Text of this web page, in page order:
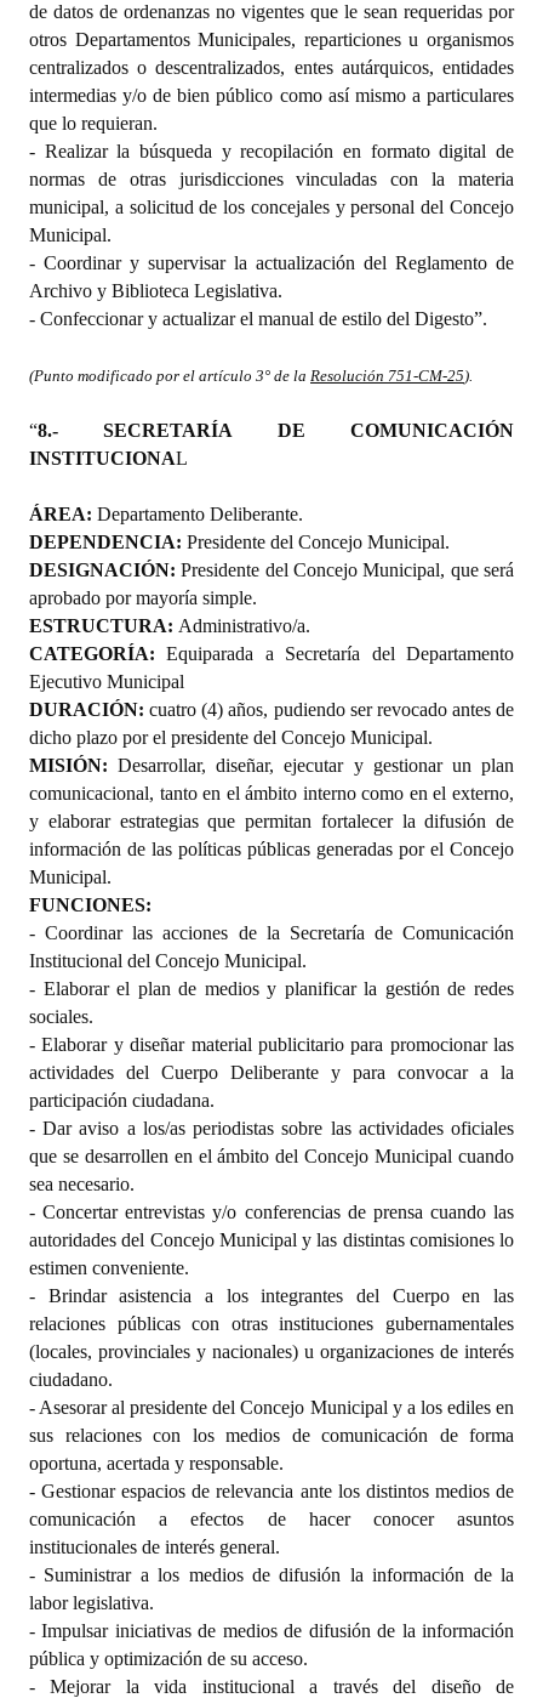
de datos de ordenanzas no vigentes que le sean requeridas por
otros Departamentos Municipales, reparticiones u organismos
centralizados o descentralizados, entes autárquicos, entidades
intermedias y/o de bien público como así mismo a particulares
que lo requieran.
- Realizar la búsqueda y recopilación en formato digital de
normas de otras jurisdicciones vinculadas con la materia
municipal, a solicitud de los concejales y personal del Concejo
Municipal.
- Coordinar y supervisar la actualización del Reglamento de
Archivo y Biblioteca Legislativa.
- Confeccionar y actualizar el manual de estilo del Digesto”.
(Punto modificado por el artículo 3° de la Resolución 751-CM-25)
“8.- SECRETARÍA DE COMUNICACIÓN
INSTITUCIONAL
ÁREA: Departamento Deliberante.
DEPENDENCIA: Presidente del Concejo Municipal.
DESIGNACIÓN:Presidente del Concejo Municipal, que será
aprobado por mayoría simple.
ESTRUCTURA: Administrativo/a.
CATEGORÍA: Equiparada a Secretaría del Departamento
Ejecutivo Municipal
DURACIÓN: cuatro (4) años, pudiendo ser revocado antes de
dicho plazo por el presidente del Concejo Municipal.
MISIÓN: Desarrollar, diseñar, ejecutar y gestionar un plan
comunicacional, tanto en el ámbito interno como en el externo,
y elaborar estrategias que permitan fortalecer la difusión de
información de las políticas públicas generadas por el Concejo
Municipal.
FUNCIONES:
- Coordinar las acciones de la Secretaría de Comunicación
Institucional del Concejo Municipal.
- Elaborar el plan de medios y planificar la gestión de redes
sociales.
- Elaborar y diseñar material publicitario para promocionar las
actividades del Cuerpo Deliberante y para convocar a la
participación ciudadana.
- Dar aviso a los/as periodistas sobre las actividades oficiales
que se desarrollen en el ámbito del Concejo Municipal cuando
sea necesario.
- Concertar entrevistas y/o conferencias de prensa cuando las
autoridades del Concejo Municipal y las distintas comisiones lo
estimen conveniente.
- Brindar asistencia a los integrantes del Cuerpo en las
relaciones públicas con otras instituciones gubernamentales
(locales, provinciales y nacionales) u organizaciones de interés
ciudadano.
- Asesorar al presidente del Concejo Municipal y a los ediles en
sus relaciones con los medios de comunicación de forma
oportuna, acertada y responsable.
- Gestionar espacios de relevancia ante los distintos medios de
comunicación a efectos de hacer conocer asuntos
institucionales de interés general.
- Suministrar a los medios de difusión la información de la
labor legislativa.
- Impulsar iniciativas de medios de difusión de la información
pública y optimización de su acceso.
- Mejorar la vida institucional a través del diseño de